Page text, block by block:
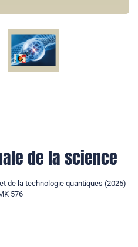
de la science
de la technologie quantiques (2025)
576